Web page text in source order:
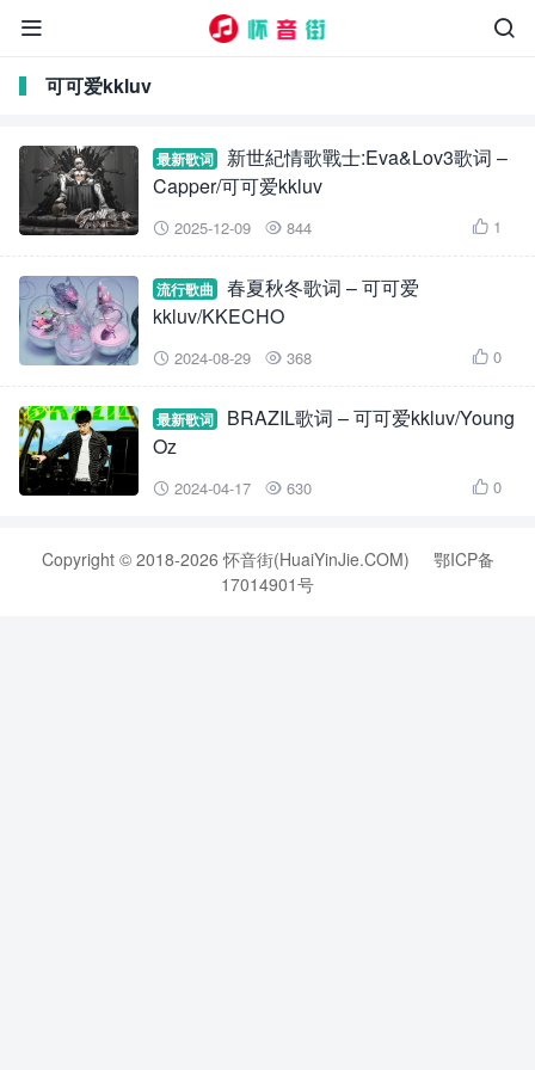


可可爱kkluv
最新歌词
新世紀情歌戰士:Eva&Lov3歌词 –
Capper/可可爱kkluv
 2025-12-09  844  1
流行歌曲
春夏秋冬歌词 – 可可爱
kkluv/KKECHO
 2024-08-29  368  0
最新歌词
BRAZIL歌词 – 可可爱kkluv/Young
Oz
 2024-04-17  630  0
Copyright © 2018-2026 怀音街(HuaiYinJie.COM)
鄂ICP备
17014901号